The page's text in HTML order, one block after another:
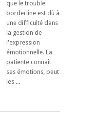
que le trouble
borderline est dû à
une difficulté dans
la gestion de
l'expression
émotionnelle. La
patiente connaît
ses émotions, peut
les ...